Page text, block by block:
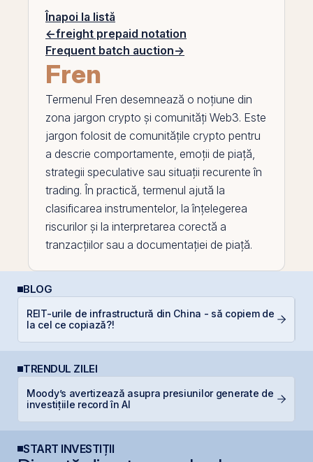
Înapoi la listă
←freight prepaid notation
Frequent batch auction→
Fren
Termenul Fren desemnează o noțiune din
zona jargon crypto și comunități Web3. Este
jargon folosit de comunitățile crypto pentru
a descrie comportamente, emoții de piață,
strategii speculative sau situații recurente în
trading. În practică, termenul ajută la
clasificarea instrumentelor, la înțelegerea
riscurilor și la interpretarea corectă a
tranzacțiilor sau a documentației de piață.
BLOG
REIT-urile de infrastructură din China - să copiem de
la cel ce copiază?!
TRENDUL ZILEI
Moody’s avertizează asupra presiunilor generate de
investițiile record în AI
START INVESTIȚII